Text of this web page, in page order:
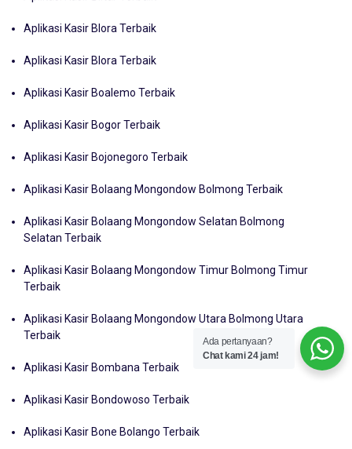
Aplikasi Kasir Blora Terbaik
Aplikasi Kasir Blora Terbaik
Aplikasi Kasir Boalemo Terbaik
Aplikasi Kasir Bogor Terbaik
Aplikasi Kasir Bojonegoro Terbaik
Aplikasi Kasir Bolaang Mongondow Bolmong Terbaik
Aplikasi Kasir Bolaang Mongondow Selatan Bolmong
Selatan Terbaik
Aplikasi Kasir Bolaang Mongondow Timur Bolmong Timur
Terbaik
Aplikasi Kasir Bolaang Mongondow Utara Bolmong Utara
Terbaik
Aplikasi Kasir Bombana Terbaik
Aplikasi Kasir Bondowoso Terbaik
Aplikasi Kasir Bone Bolango Terbaik
Ada pertanyaan?
Chat kami 24 jam!